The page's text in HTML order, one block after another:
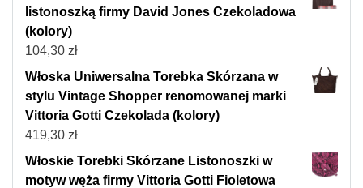
listonoszką firmy David Jones Czekoladowa
(kolory)
104,30 zł
Włoska Uniwersalna Torebka Skórzana w
stylu Vintage Shopper renomowanej marki
Vittoria Gotti Czekolada (kolory)
419,30 zł
Włoskie Torebki Skórzane Listonoszki w
motyw węża firmy Vittoria Gotti Fioletowa